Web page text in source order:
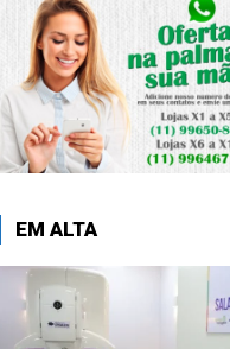
EM ALTA